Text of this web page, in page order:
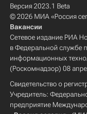
Версия 2023.1 Beta
© 2026 МИА «Россия
Вакансии
Сетевое издание РИА
в Федеральной службе
информационных
(Роскомнадзор) 08
Свидетельство о
Учредитель:
предприятие